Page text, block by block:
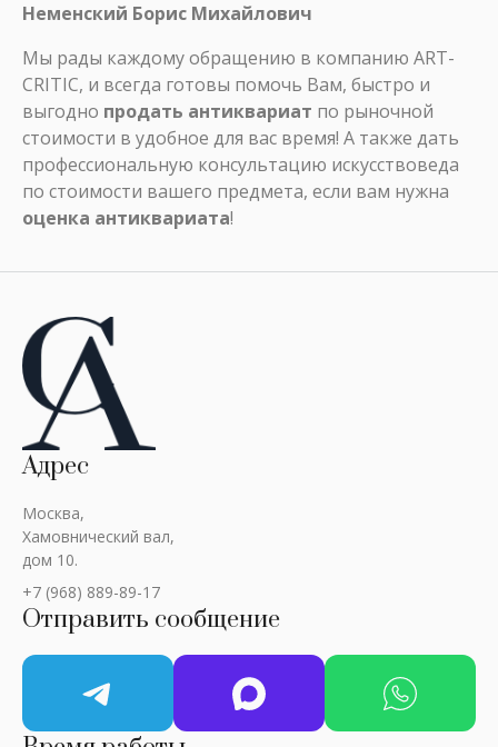
Неменский Борис Михайлович
Мы рады каждому обращению в компанию ART-
CRITIC, и всегда готовы помочь Вам, быстро и
выгодно продать антиквариат по рыночной
стоимости в удобное для вас время! А также дать
профессиональную консультацию искусствоведа
по стоимости вашего предмета, если вам нужна
оценка антиквариата!
Адрес
Москва,
Хамовнический вал,
дом 10.
+7 (968) 889-89-17
Отправить сообщение